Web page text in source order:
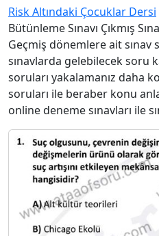
Risk Altındaki Çocuklar Dersi
Bütünleme Sınavı Çıkmış
Geçmiş dönemlere ait sınav
sınavlarda gelebilecek soru
soruları yakalamanız daha
soruları ile beraber konu
online deneme sınavları ile